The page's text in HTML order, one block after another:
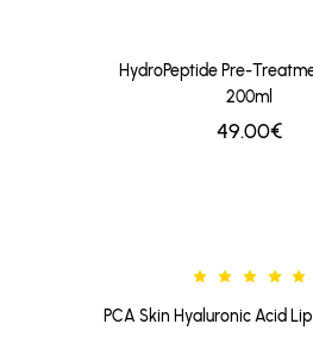
HydroPeptide Pre-
200ml
49.00€
PCA Skin Hyaluronic Acid